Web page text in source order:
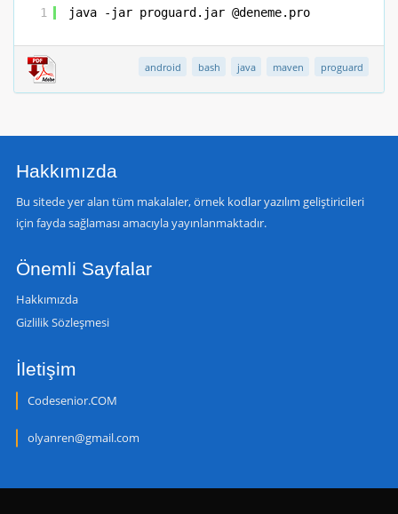
1 java -jar proguard.jar @deneme.pro
android bash java maven proguard
Hakkımızda
Bu sitede yer alan tüm makalaler, örnek kodlar yazılım geliştiricileri
için fayda sağlaması amacıyla yayınlanmaktadır.
Önemli Sayfalar
Hakkımızda
Gizlilik Sözleşmesi
İletişim
Codesenior.COM
olyanren@gmail.com